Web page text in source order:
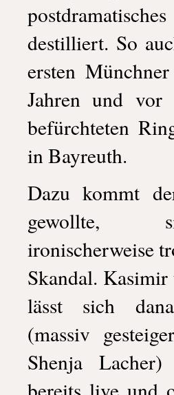
destilliert. So
ersten
Jahren und vor
befürchteten
in Bayreuth.
Dazu kommt
gewollte,
ironischerweise
Skandal.
lässt sich
(massiv
Shenja